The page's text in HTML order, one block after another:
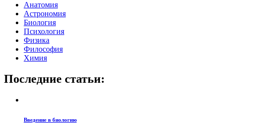
Анатомия
Астрономия
Биология
Психология
Физика
Философия
Химия
Последние статьи:
Введение в биологию